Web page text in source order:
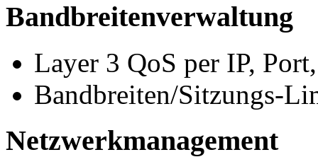
Bandbreitenverwaltung
Layer 3 QoS per IP,
Bandbreiten/Sitzungs-
Netzwerkmanagement